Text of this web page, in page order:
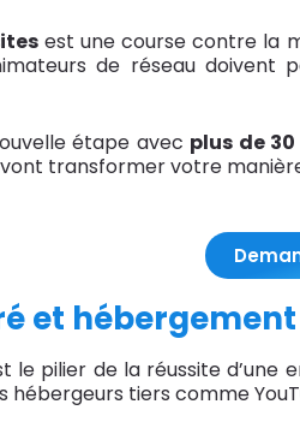
est une course contre la
de réseau
étape avec plus de
transformer votre
et
le pilier de la réussite
tiers comme